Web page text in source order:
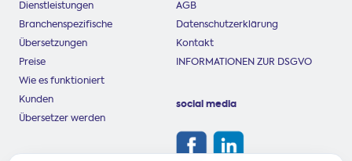
Dienstleistungen
Branchenspezifische
Übersetzungen
Preise
Wie es funktioniert
Kunden
Übersetzer werden
AGB
Datenschutzerklärung
Kontakt
INFORMATIONEN ZUR DSGVO
social media